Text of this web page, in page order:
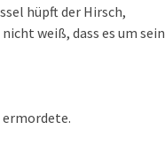
hüpft der Hirsch,
weiß, dass es um sein
ermordete.